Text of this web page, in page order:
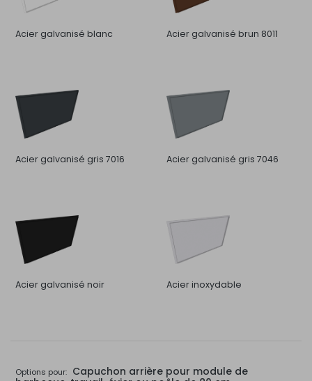
Acier galvanisé blanc Acier galvanisé brun 8011
Acier galvanisé gris 7016 Acier galvanisé gris 7046
Acier galvanisé noir Acier inoxydable
Options pour: Capuchon arrière pour module de